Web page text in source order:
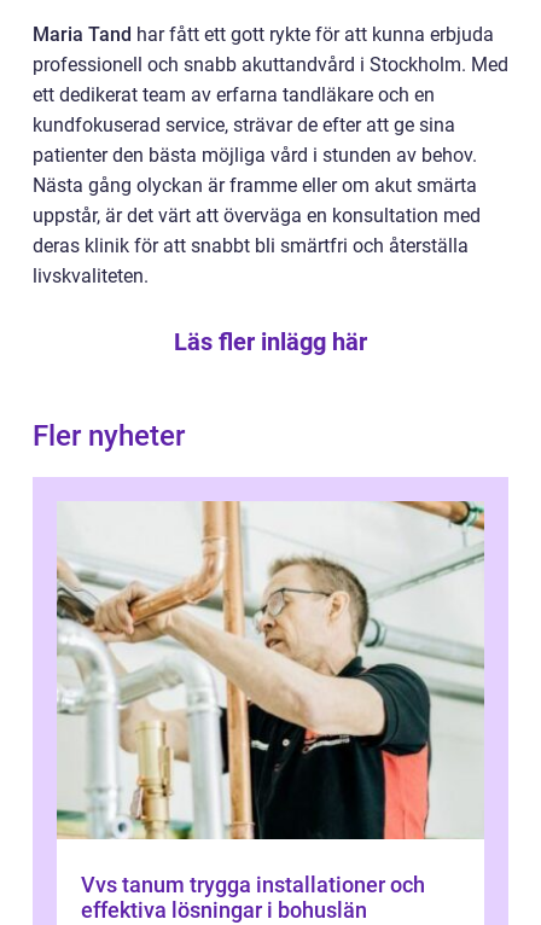
Maria Tand har fått ett gott rykte för att kunna erbjuda
professionell och snabb akuttandvård i Stockholm. Med
ett dedikerat team av erfarna tandläkare och en
kundfokuserad service, strävar de efter att ge sina
patienter den bästa möjliga vård i stunden av behov.
Nästa gång olyckan är framme eller om akut smärta
uppstår, är det värt att överväga en konsultation med
deras klinik för att snabbt bli smärtfri och återställa
livskvaliteten.
Läs fler inlägg här
Fler nyheter
Vvs tanum trygga installationer och
effektiva lösningar i bohuslän